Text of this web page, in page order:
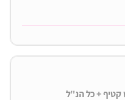
קטיף + כל הנ"ל